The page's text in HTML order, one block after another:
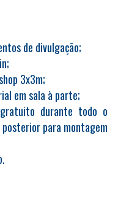
de divulgação;
3x3m;
em sala à parte;
durante todo o
para montagem